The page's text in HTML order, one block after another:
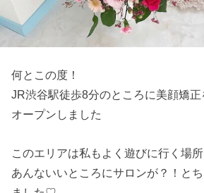
何とこの度！
JR渋谷駅徒歩8分のところに美顔矯
オープンしました
このエリアは私もよく遊びに行く場
あんないいところにサロンが？！と